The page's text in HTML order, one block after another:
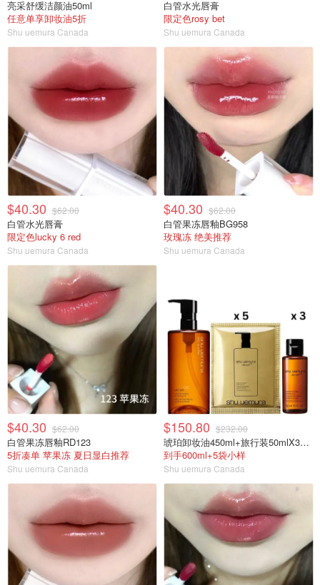
亮采舒缓洁颜油50ml
任意单享卸妆油5折
Shu uemura Canada
白管水光唇膏
限定色rosy bet
Shu uemura Canada
$40.30 $62.00
白管水光唇膏
限定色lucky 6 red
Shu uemura Canada
$40.30 $62.00
白管果冻唇釉BG958
玫瑰冻 绝美推荐
Shu uemura Canada
$40.30 $62.00
白管果冻唇釉RD123
5折凑单 苹果冻 夏日显白推荐
Shu uemura Canada
$150.80 $232.00
琥珀卸妆油450ml+旅行装50mlX3瓶+小样5袋
到手600ml+5袋小样
Shu uemura Canada